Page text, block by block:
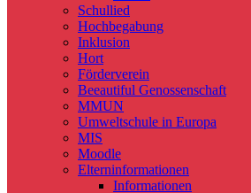
Schullied
Hochbegabung
Inklusion
Hort
Förderverein
Beeautiful Genossenschaft
MMUN
Umweltschule in Europa
MIS
Moodle
Elterninformationen
Informationen